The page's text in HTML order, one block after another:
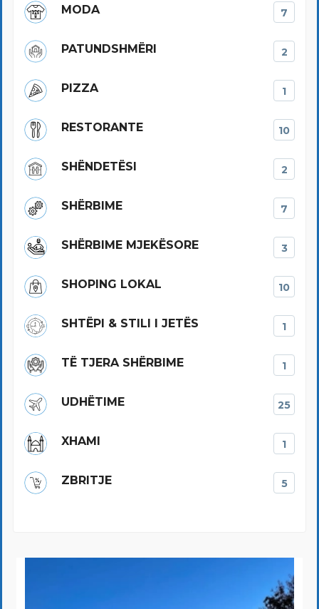
MODA 7
PATUNDSHMËRI 2
PIZZA 1
RESTORANTE 10
SHËNDETËSI 2
SHËRBIME 7
SHËRBIME MJEKËSORE 3
SHOPING LOKAL 10
SHTËPI & STILI I JETËS 1
TË TJERA SHËRBIME 1
UDHËTIME 25
XHAMI 1
ZBRITJE 5